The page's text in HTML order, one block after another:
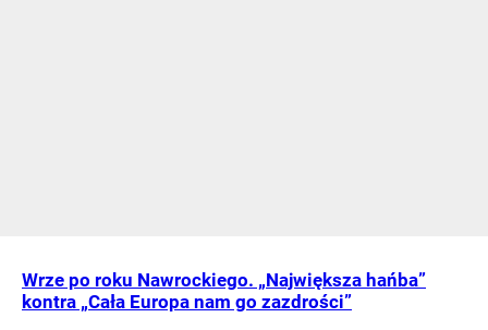
Wrze po roku Nawrockiego. „Największa hańba”
kontra „Cała Europa nam go zazdrości”